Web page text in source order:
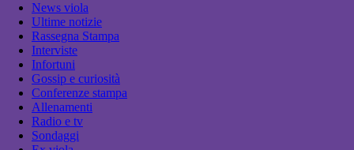
News viola
Ultime notizie
Rassegna Stampa
Interviste
Infortuni
Gossip e curiosità
Conferenze stampa
Allenamenti
Radio e tv
Sondaggi